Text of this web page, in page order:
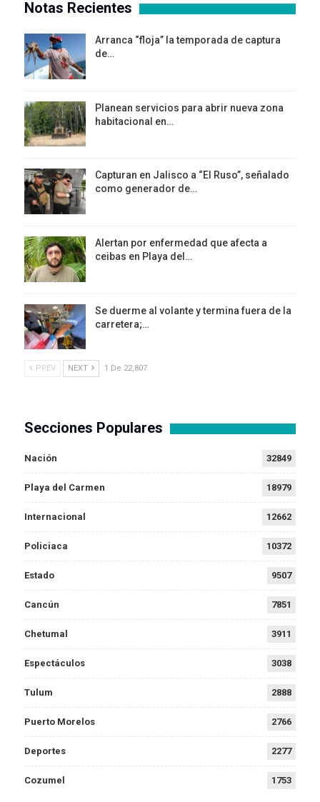
Notas Recientes
Arranca “floja” la temporada de captura
de…
Planean servicios para abrir nueva zona
habitacional en…
Capturan en Jalisco a “El Ruso”, señalado
como generador de…
Alertan por enfermedad que afecta a
ceibas en Playa del…
Se duerme al volante y termina fuera de la
carretera;…
PREV NEXT 1 De 22,807
Secciones Populares
Nación 32849
Playa del Carmen 18979
Internacional 12662
Policiaca 10372
Estado 9507
Cancún 7851
Chetumal 3911
Espectáculos 3038
Tulum 2888
Puerto Morelos 2766
Deportes 2277
Cozumel 1753